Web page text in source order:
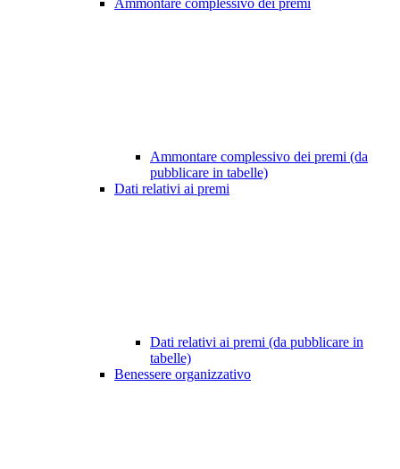
Ammontare complessivo dei premi
Ammontare complessivo dei premi (da
pubblicare in tabelle)
Dati relativi ai premi
Dati relativi ai premi (da pubblicare in
tabelle)
Benessere organizzativo